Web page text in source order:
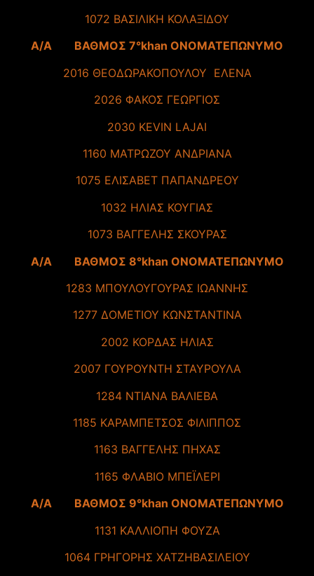
1072 ΒΑΣΙΛΙΚΗ ΚΟΛΑΞΙΔΟΥ
A/A ΒΑΘΜΟΣ 7°khan ΟΝΟΜΑΤΕΠΩΝΥΜΟ
2016 ΘΕΟΔΩΡΑΚΟΠΟΥΛΟΥ ΕΛΕΝΑ
2026 ΦΑΚΟΣ ΓΕΩΡΓΙΟΣ
2030 KEVIN LAJAI
1160 ΜΑΤΡΩΖΟΥ ΑΝΔΡΙΑΝΑ
1075 ΕΛΙΣΑΒΕΤ ΠΑΠΑΝΔΡΕΟΥ
1032 ΗΛΙΑΣ ΚΟΥΓΙΑΣ
1073 ΒΑΓΓΕΛΗΣ ΣΚΟΥΡΑΣ
A/A ΒΑΘΜΟΣ 8°khan ΟΝΟΜΑΤΕΠΩΝΥΜΟ
1283 ΜΠΟΥΛΟΥΓΟΥΡΑΣ ΙΩΑΝΝΗΣ
1277 ΔΟΜΕΤΙΟΥ ΚΩΝΣΤΑΝΤΙΝΑ
2002 ΚΟΡΔΑΣ ΗΛΙΑΣ
2007 ΓΟΥΡΟΥΝTΗ ΣΤΑΥΡΟΥΛΑ
1284 ΝΤΙΑΝΑ ΒΑΛΙΕΒΑ
1185 ΚΑΡΑΜΠΕΤΣΟΣ ΦΙΛΙΠΠΟΣ
1163 ΒΑΓΓΕΛΗΣ ΠΗΧΑΣ
1165 ΦΛΑΒΙΟ ΜΠΕΪΛΕΡΙ
A/A ΒΑΘΜΟΣ 9°khan ΟΝΟΜΑΤΕΠΩΝΥΜΟ
1131 ΚΑΛΛΙΟΠΗ ΦΟΥΖΑ
1064 ΓΡΗΓΟΡΗΣ ΧΑΤΖΗΒΑΣΙΛΕΙΟΥ